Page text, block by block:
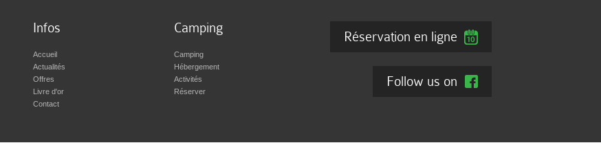
Infos
Accueil
Actualités
Offres
Livre d'or
Contact
Camping
Camping
Hébergement
Activités
Réserver
Réservation en ligne
Follow us on